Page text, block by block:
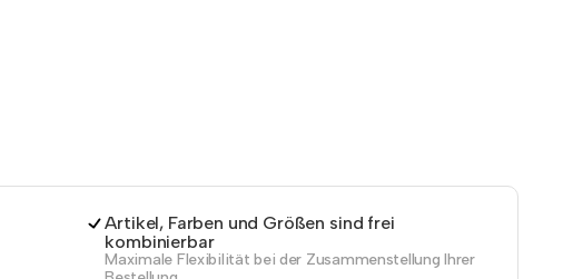
Artikel, Farben und Größen sind frei
kombinierbar
Maximale Flexibilität bei der Zusammenstellung Ihrer